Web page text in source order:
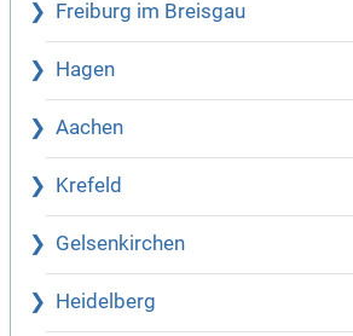
Freiburg im Breisgau
Hagen
Aachen
Krefeld
Gelsenkirchen
Heidelberg